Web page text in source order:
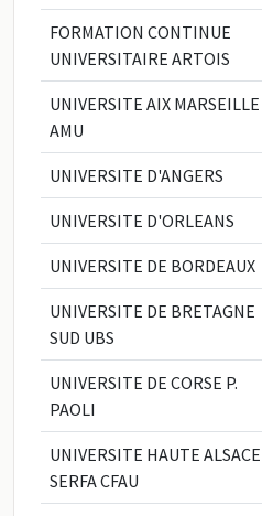
FORMATION CONTINUE
UNIVERSITAIRE ARTOIS
UNIVERSITE AIX MARSEILLE
AMU
UNIVERSITE D'ANGERS
UNIVERSITE D'ORLEANS
UNIVERSITE DE BORDEAUX
UNIVERSITE DE BRETAGNE
SUD UBS
UNIVERSITE DE CORSE P.
PAOLI
UNIVERSITE HAUTE ALSACE
SERFA CFAU